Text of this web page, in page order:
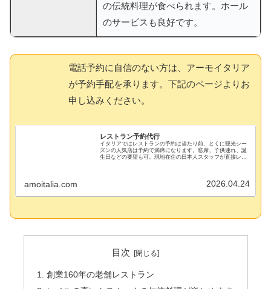
の伝統料理が食べられます。ホール
のサービスも良好です。
電話予約に自信のない方は、アーモイタリア
が予約手配を承ります。下記のページよりお
申し込みください。
レストラン予約代行
イタリアではレストランの予約は当たり前、とくに観光シー
ズンの人気店は予約で満席になります。窓席、子供連れ、誕
生日などの要望も可。現地在住の日本人スタッフが直接レス
amoitalia.com 2026.04.24
目次
創業160年の老舗レストラン